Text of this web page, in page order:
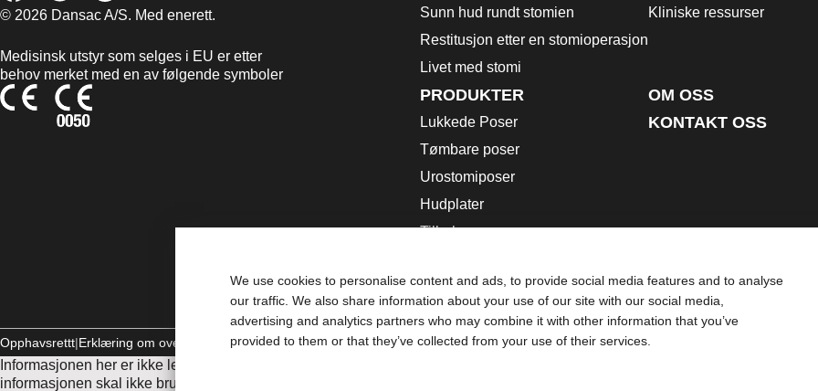
We use cookies to personalise content and ads, to provide social media features and to analyse
our traffic. We also share information about your use of our site with our social media,
advertising and analytics partners who may combine it with other information that you’ve
provided to them or that they’ve collected from your use of their services.
© 2026 Dansac A/S. Med enerett.
Medisinsk utstyr som selges i EU er etter
behov merket med en av følgende symboler
Sunn hud rundt stomien
Restitusjon etter en stomioperasjon
Livet med stomi
Kliniske ressurser
PRODUKTER
Lukkede Poser
Tømbare poser
Urostomiposer
Hudplater
Tilbehør
Dansac Produktkatalog
Sikkerhetsdatablader
OM OSS
KONTAKT OSS
Opphavsrettt Erklæring om overholdelse Informasjonskapsler (cookies)
Informasjonen her er ikke legehjelp, og er ikke ment som erstatning for råd fra lege eller annen leverandør av helsetjenester.
informasjonen skal ikke brukes som hjelp ved behov for akutt legehjelp. Hvis du har behov for akutt legehjelp, må du straks